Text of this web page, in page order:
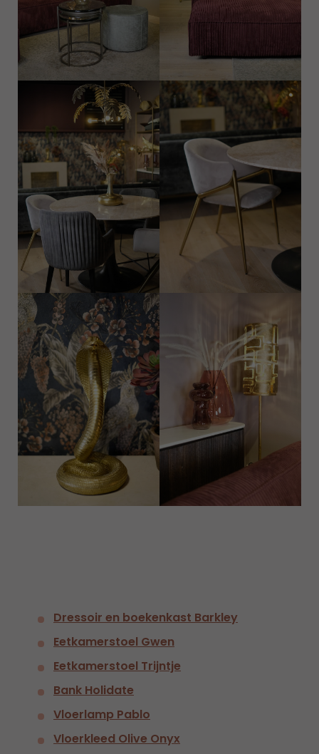
Dressoir en boekenkast Barkley
Eetkamerstoel Gwen
Eetkamerstoel Trijntje
Bank Holidate
Vloerlamp Pablo
Vloerkleed Olive Onyx